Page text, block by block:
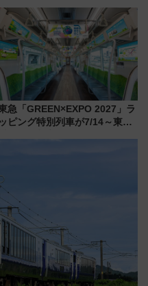
イダー」に注目 2026年夏は所
へ遊びに行こう
急「GREEN×EXPO 2027」ラ
ッピング特別列車が7/14～東